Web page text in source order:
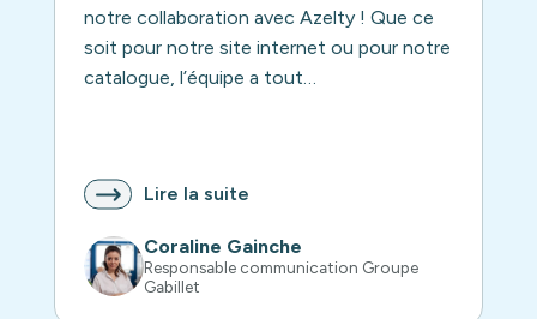
notre collaboration avec Azelty ! Que ce
soit pour notre site internet ou pour notre
catalogue, l’équipe a tout…
Lire la suite
Coraline Gainche
Responsable communication Groupe
Gabillet